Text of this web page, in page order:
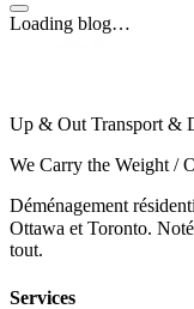
Loading blog…
Up & Out Transport &
We Carry the Weight /
Déménagement
Ottawa et Toronto.
tout.
Services